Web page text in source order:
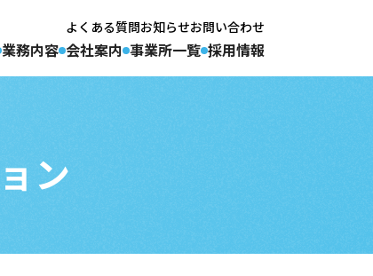
業務内容 会社案内 事業所一覧 採用情報
よくある質問お知らせお問い合わせ
ン